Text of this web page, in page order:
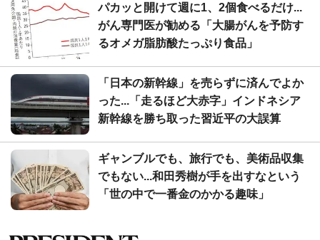
パカッと開けて週に1、2個食べるだけ...
がん専門医が勧める「大腸がんを予防す
るオメガ脂肪酸たっぷり食品」
「日本の新幹線」を売らずに済んでよか
った...「走るほど大赤字」インドネシア
新幹線を勝ち取った習近平の大誤算
ギャンブルでも、旅行でも、美術品収集
でもない...和田秀樹が手を出すなという
「世の中で一番金のかかる趣味」